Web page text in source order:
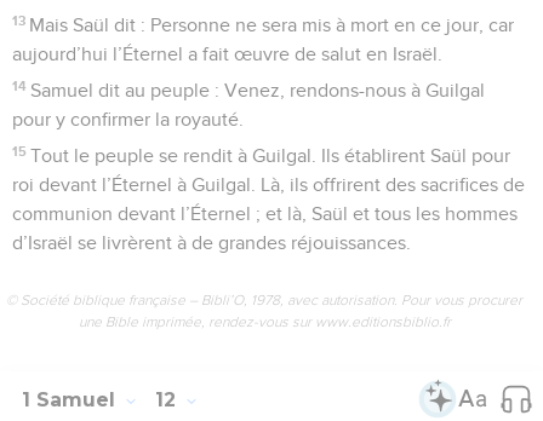
13 Mais Saül dit : Personne ne sera mis à mort en ce jour, car
aujourd’hui l’Éternel a fait œuvre de salut en Israël.
14 Samuel dit au peuple : Venez, rendons-nous à Guilgal
pour y confirmer la royauté.
15 Tout le peuple se rendit à Guilgal. Ils établirent Saül pour
roi devant l’Éternel à Guilgal. Là, ils offrirent des sacrifices de
communion devant l’Éternel ; et là, Saül et tous les hommes
d’Israël se livrèrent à de grandes réjouissances.
© Société biblique française – Bibli’O, 1978, avec autorisation. Pour vous procurer
une Bible imprimée, rendez-vous sur www.editionsbiblio.fr
1 Samuel 12